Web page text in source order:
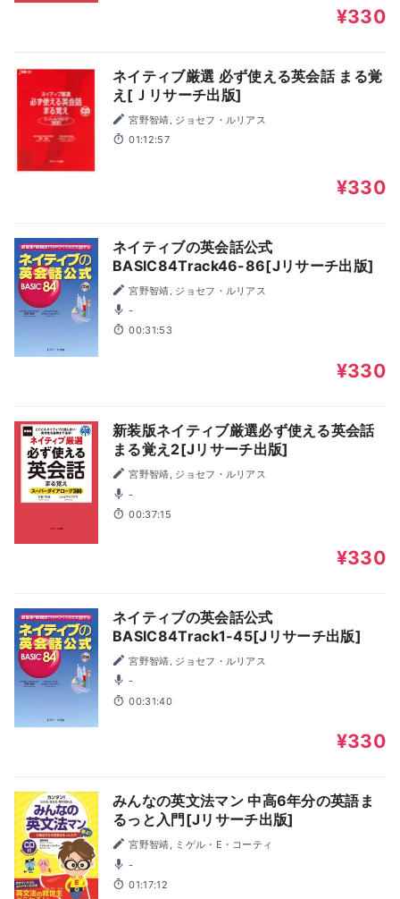
¥330
ネイティブ厳選 必ず使える英会話 まる覚
え[Ｊリサーチ出版]
宮野智靖, ジョセフ・ルリアス
01:12:57
¥330
ネイティブの英会話公式
BASIC84Track46-86[Jリサーチ出版]
宮野智靖, ジョセフ・ルリアス
-
00:31:53
¥330
新装版ネイティブ厳選必ず使える英会話
まる覚え2[Jリサーチ出版]
宮野智靖, ジョセフ・ルリアス
-
00:37:15
¥330
ネイティブの英会話公式
BASIC84Track1-45[Jリサーチ出版]
宮野智靖, ジョセフ・ルリアス
-
00:31:40
¥330
みんなの英文法マン 中高6年分の英語ま
るっと入門[Jリサーチ出版]
宮野智靖, ミゲル・E・コーティ
-
01:17:12